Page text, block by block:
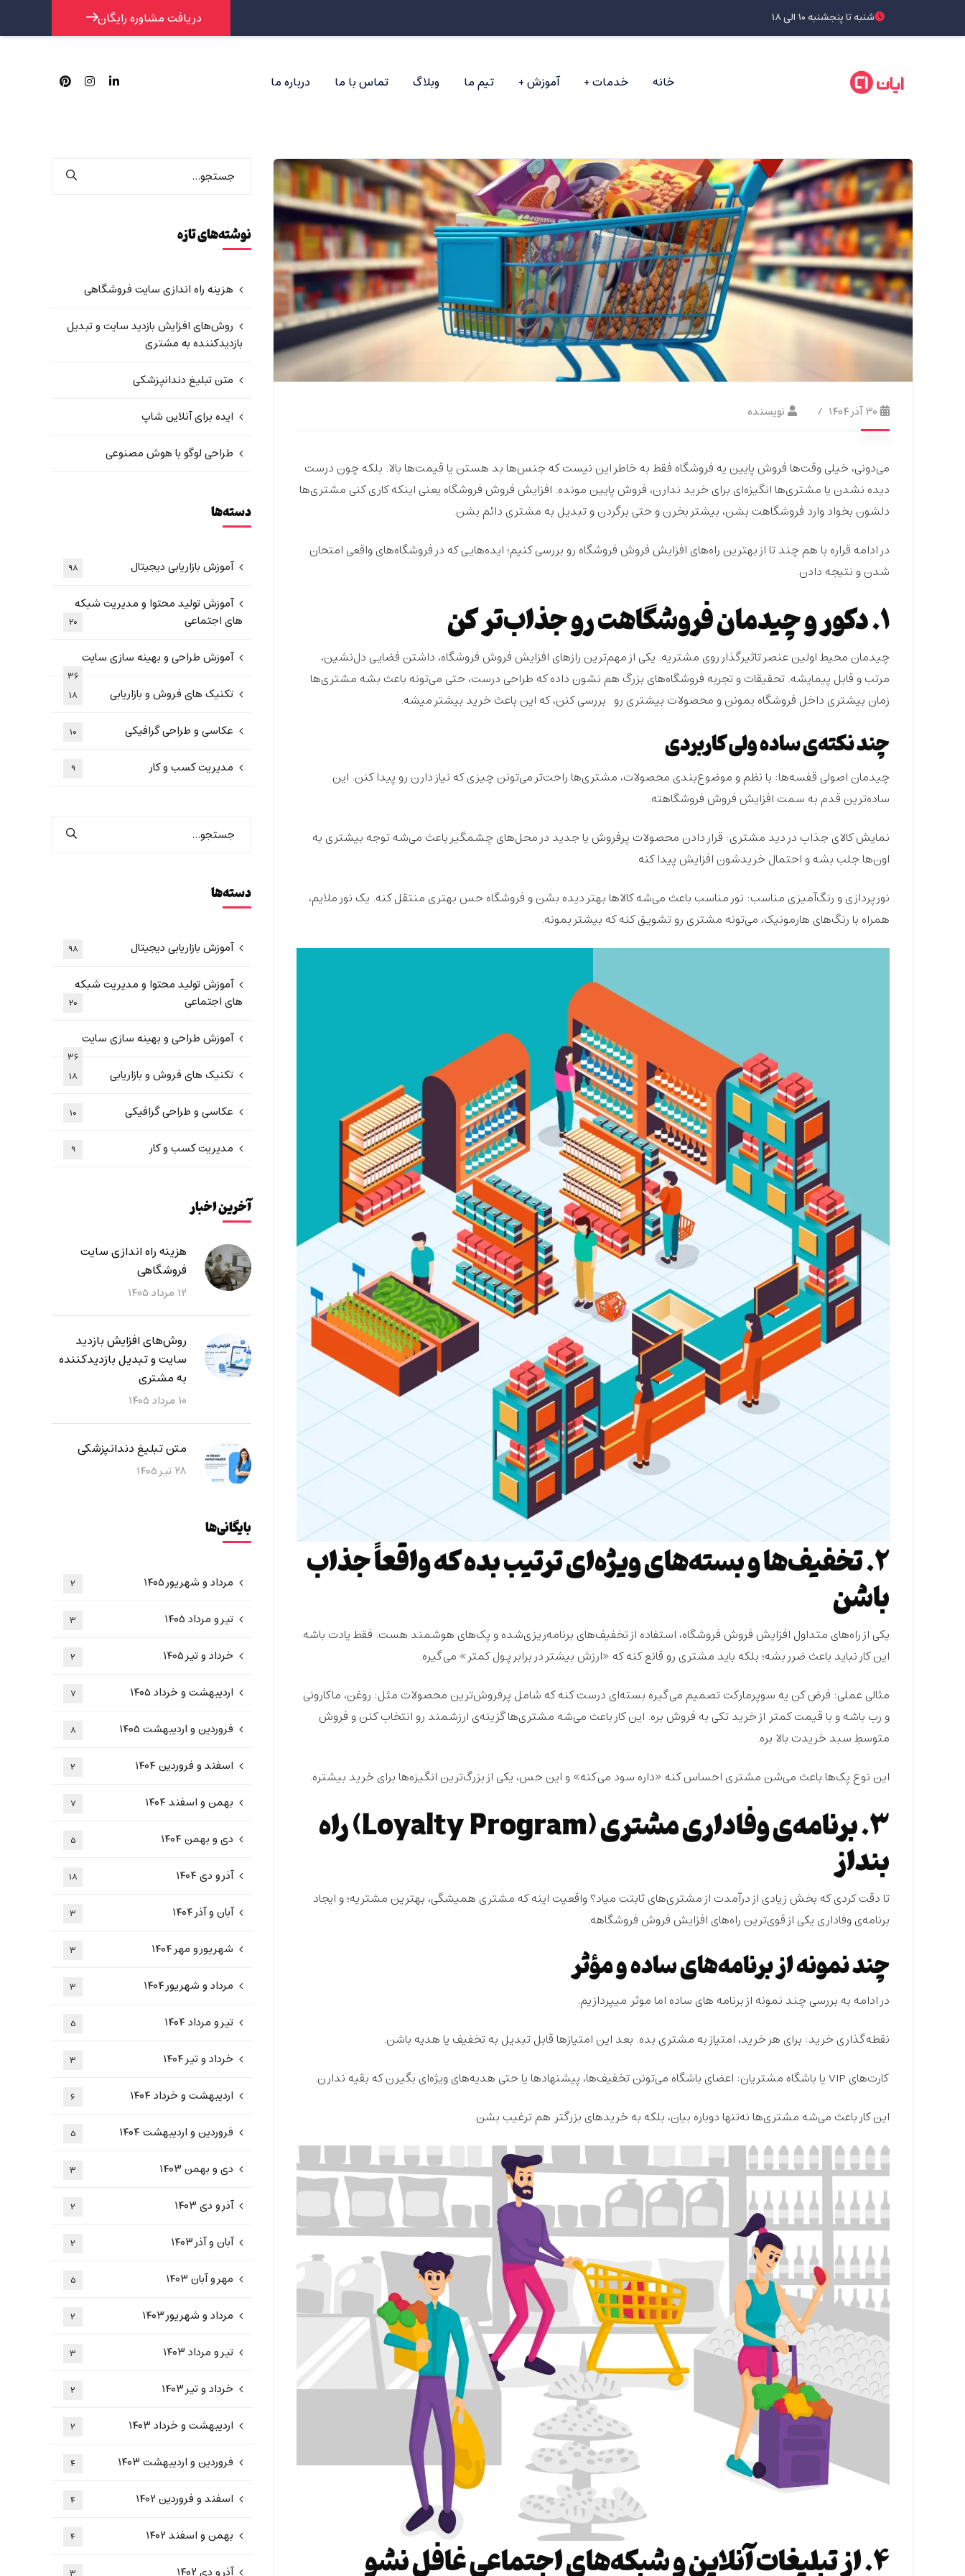
شنبه تا پنجشنبه ۱۰ الی ۱۸ دریافت مشاوره رایگان
خانه خدمات آموزش تیم ما وبلاگ تماس با ما درباره ما
۳۰ آذر ۱۴۰۴ نویسنده
می‌دونی، خیلی وقت‌ها فروش پایین یه فروشگاه فقط به خاطر این نیست که جنس‌ها بد هستن یا قیمت‌ها بالا. بلکه چون درست
دیده نشدن یا مشتری‌ها انگیزه‌ای برای خرید ندارن، فروش پایین مونده. افزایش فروش فروشگاه یعنی اینکه کاری کنی مشتری‌ها
دلشون بخواد وارد فروشگاهت بشن، بیشتر بخرن و حتی برگردن و تبدیل به مشتری دائم بشن.
در ادامه قراره با هم چند تا ازبهترین راه‌های افزایش فروش فروشگاه رو بررسی کنیم؛ ایده‌هایی که در فروشگاه‌های واقعی امتحان
شدن و نتیجه دادن.
۱. دکور و چیدمان فروشگاهت رو جذاب‌تر کن
چیدمان محیط اولین عنصر تاثیر‌گذار روی مشتریه. یکی از مهم‌ترین رازهای افزایش فروش فروشگاه، داشتن فضایی دل‌نشین،
مرتب و قابل پیمایشه. تحقیقات و تجربه فروشگاه‌های بزرگ هم نشون داده که طراحی درست، حتی می‌تونه باعث بشه مشتری‌ها
زمان بیشتری داخل فروشگاه بمونن و محصولات بیشتری رو بررسی کنن، که این باعث خرید بیشتر میشه.
چند نکته‌ی ساده ولی کاربردی
چیدمان اصولی قفسه‌ها: با نظموموضوع‌بندی محصولات، مشتری‌ها راحت‌تر می‌تونن چیزی که نیاز دارن رو پیدا کنن. این
ساده‌ترین قدم به‌ سمت افزایش فروش فروشگاهته.
نمایش کالای جذاب در دید مشتری: قرار دادن محصولات پرفروش یا جدید در محل‌های چشمگیرباعث می‌شه توجه بیشتری به
اون‌ها جلب بشه و احتمال خریدشون افزایش پیدا کنه.
نورپردازی و رنگ‌آمیزی مناسب: نورمناسب باعث می‌شه کالاها بهتر دیده بشن و فروشگاه حس بهتری منتقل کنه. یک نور ملایم،
همراه با رنگ‌های هارمونیک، می‌تونه مشتری روتشویق کنهکه بیشتر بمونه.
۲. تخفیف‌ها و بسته‌های ویژه‌ای ترتیب بده که واقعاً جذاب
باشن
یکی ازراه‌های متداول افزایش فروش فروشگاه، استفاده ازتخفیف‌های برنامه‌ریزی‌شده و پک‌های هوشمند هست. فقط یادت باشه
این کار نباید باعث ضرر بشه؛ بلکه باید مشتری رو قانع کنه که «ارزش بیشتر در برابر پول کمتر» می‌گیره.
مثالی عملی: فرض کن یه سوپرمارکت تصمیم می‌گیره بسته‌ای درست کنه که شامل پرفروش‌ترین محصولات مثل: روغن، ماکارونی
و رب باشه و با قیمت کمتر از خرید تکی به فروش بره. این کار باعث می‌شه مشتری‌ها گزینه‌ی ارزشمند رو انتخاب کنن و فروش
متوسطِ سبد خریدت بالا بره.
این نوع پک‌ها باعث می‌شن مشتری احساس کنه «داره سود می‌کنه» و این حس، یکی ازبزرگ‌ترین انگیزه‌ها برای خرید بیشتره.
۳. برنامه‌ی وفاداری مشتری (Loyalty Program) راه
بنداز
تا دقت کردی که بخش زیادی از درآمدت از مشتری‌های ثابتت میاد؟ واقعیت اینه که مشتری همیشگی، بهترین مشتریه؛ و ایجاد
برنامه‌ی وفاداری یکی ازقوی‌ترین راه‌های افزایش فروش فروشگاهه.
چند نمونه از برنامه‌های ساده و مؤثر
در ادامه به بررسی چند نمونه از برنامه های ساده اما موثر میپردازیم.
نقطه‌گذاری خرید: برای هر خرید، امتیازبه مشتری بده. بعد این امتیازها قابل تبدیل بهتخفیف یا هدیه باشن.
کارت‌های VIP یا باشگاه مشتریان:
اعضای باشگاه می‌توننتخفیف‌ها، پیشنهادها یا حتی هدیه‌های ویژه‌ای بگیرن که بقیه ندارن.
این کار باعث می‌شه مشتری‌ها نه‌تنها دوباره بیان، بلکه به خریدهای بزرگتر هم ترغیب بشن.
۴. از تبلیغات آنلاین و شبکه‌های اجتماعی غافل نشو
نوشته‌های تازه
هزینه راه اندازی سایت فروشگاهی
روش‌های افزایش بازدید سایت و تبدیل
بازدیدکننده به مشتری
متن تبلیغ دندانپزشکی
ایده برای آنلاین شاپ
طراحی لوگو با هوش مصنوعی
دسته‌ها
آموزش بازاریابی دیجیتال ۹۸
آموزش تولید محتوا و مدیریت شبکه
های اجتماعی
۲۰
آموزش طراحی و بهینه سازی سایت
۳۶
تکنیک های فروش و بازاریابی ۱۸
عکاسی و طراحی گرافیکی ۱۰
مدیریت کسب و کار ۹
دسته‌ها
آموزش بازاریابی دیجیتال ۹۸
آموزش تولید محتوا و مدیریت شبکه
های اجتماعی
۲۰
آموزش طراحی و بهینه سازی سایت
۳۶
تکنیک های فروش و بازاریابی ۱۸
عکاسی و طراحی گرافیکی ۱۰
مدیریت کسب و کار ۹
آخرین اخبار
هزینه راه اندازی سایت
فروشگاهی
۱۲ مرداد ۱۴۰۵
روش‌های افزایش بازدید
سایت و تبدیل بازدیدکننده
به مشتری
۱۰ مرداد ۱۴۰۵
متن تبلیغ دندانپزشکی
۲۸ تیر ۱۴۰۵
بایگانی‌ها
مرداد و شهریور ۱۴۰۵ ۲
تیر و مرداد ۱۴۰۵ ۳
خرداد و تیر ۱۴۰۵ ۲
اردیبهشت و خرداد ۱۴۰۵ ۷
فروردین و اردیبهشت ۱۴۰۵ ۸
اسفند و فروردین ۱۴۰۴ ۲
بهمن و اسفند ۱۴۰۴ ۷
دی و بهمن ۱۴۰۴ ۵
آذر و دی ۱۴۰۴ ۱۸
آبان و آذر ۱۴۰۴ ۳
شهریور و مهر ۱۴۰۴ ۳
مرداد و شهریور ۱۴۰۴ ۳
تیر و مرداد ۱۴۰۴ ۵
خرداد و تیر ۱۴۰۴ ۳
اردیبهشت و خرداد ۱۴۰۴ ۶
فروردین و اردیبهشت ۱۴۰۴ ۵
دی و بهمن ۱۴۰۳ ۳
آذر و دی ۱۴۰۳ ۲
آبان و آذر ۱۴۰۳ ۲
مهر و آبان ۱۴۰۳ ۵
مرداد و شهریور ۱۴۰۳ ۲
تیر و مرداد ۱۴۰۳ ۳
خرداد و تیر ۱۴۰۳ ۲
اردیبهشت و خرداد ۱۴۰۳ ۲
فروردین و اردیبهشت ۱۴۰۳ ۴
اسفند و فروردین ۱۴۰۲ ۴
بهمن و اسفند ۱۴۰۲ ۴